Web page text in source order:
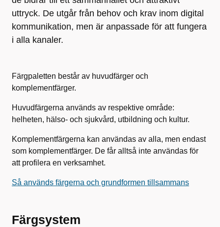
uttryck. De utgår från behov och krav inom digital
kommunikation, men är anpassade för att fungera
i alla kanaler.
Färgpaletten består av huvudfärger och
komplementfärger.
Huvudfärgerna används av respektive område:
helheten, hälso- och sjukvård, utbildning och kultur.
Komplementfärgerna kan användas av alla, men endast
som komplementfärger. De får alltså inte användas för
att profilera en verksamhet.
Så används färgerna och grundformen tillsammans
Färgsystem